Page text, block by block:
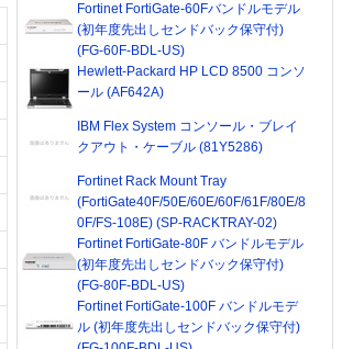
Fortinet FortiGate-60Fバンドルモデル
(初年度先出しセンドバック保守付)
(FG-60F-BDL-US)
Hewlett-Packard HP LCD 8500 コンソ
ール (AF642A)
IBM Flex System コンソール・ブレイ
クアウト・ケーブル (81Y5286)
Fortinet Rack Mount Tray
(FortiGate40F/50E/60E/60F/61F/80E/8
0F/FS-108E) (SP-RACKTRAY-02)
Fortinet FortiGate-80F バンドルモデル
(初年度先出しセンドバック保守付)
(FG-80F-BDL-US)
Fortinet FortiGate-100F バンドルモデ
ル (初年度先出しセンドバック保守付)